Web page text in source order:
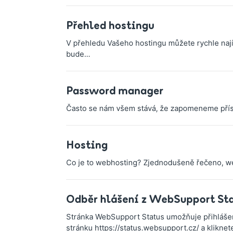
Přehled hostingu
V přehledu Vašeho hostingu můžete rychle
bude...
Password manager
Často se nám všem stává, že zapomeneme
Hosting
Co je to webhosting? Zjednodušeně řečeno,
Odběr hlášení z WebSupport
Stránka WebSupport Status umožňuje
stránku https://status.websupport.cz/ a